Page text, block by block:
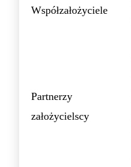
Współzałożyciele
Partnerzy
założycielscy